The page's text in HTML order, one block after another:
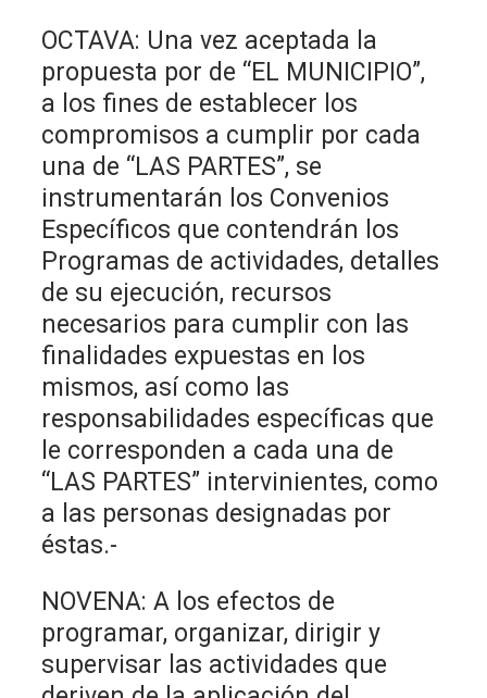
OCTAVA: Una vez aceptada la
propuesta por de “EL MUNICIPIO”,
a los fines de establecer los
compromisos a cumplir por cada
una de “LAS PARTES”, se
instrumentarán los Convenios
Específicos que contendrán los
Programas de actividades, detalles
de su ejecución, recursos
necesarios para cumplir con las
finalidades expuestas en los
mismos, así como las
responsabilidades específicas que
le corresponden a cada una de
“LAS PARTES” intervinientes, como
a las personas designadas por
éstas.-
NOVENA: A los efectos de
programar, organizar, dirigir y
supervisar las actividades que